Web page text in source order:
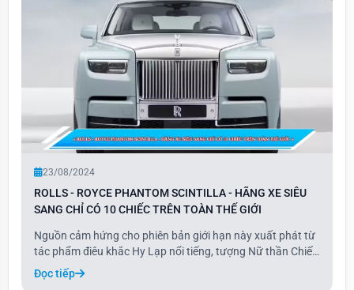
23/08/2024
ROLLS - ROYCE PHANTOM SCINTILLA - HÃNG XE SIÊU
SANG CHỈ CÓ 10 CHIẾC TRÊN TOÀN THẾ GIỚI
Nguồn cảm hứng cho phiên bản giới hạn này xuất phát từ
tác phẩm điêu khắc Hy Lạp nổi tiếng, tượng Nữ thần Chiến
thắng Samothrace, vốn cũng là cảm hứng cho biểu tượng
đầu tiên của Rolls-Royce năm 1910. Claude Johnson, tổng
Đọc tiếp